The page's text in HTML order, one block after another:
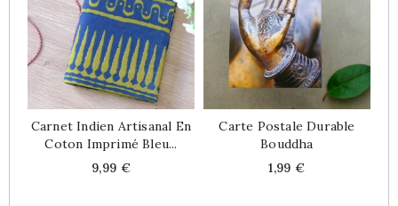
Carnet Indien Artisanal En
Coton Imprimé Bleu...
Price
9,99 €
Carte Postale Durable
Bouddha
Price
1,99 €